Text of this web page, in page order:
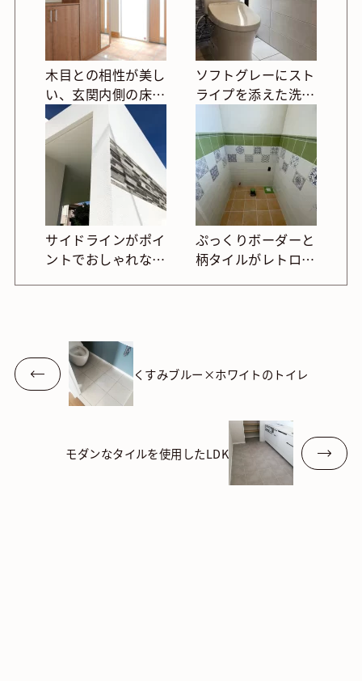
木目との相性が美し
い、玄関内側の床タ
イル施工例
ソフトグレーにスト
ライプを添えた洗練
サイドラインがポイ
ントでおしゃれな外
ぷっくりボーダーと
柄タイルがレトロか
くすみブルー×ホワイトのトイレ
モダンなタイルを使用したLDK